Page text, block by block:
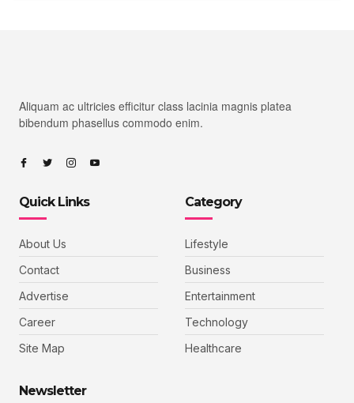
Aliquam ac ultricies efficitur class lacinia magnis platea
bibendum phasellus commodo enim.
Quick Links
About Us
Contact
Advertise
Career
Site Map
Category
Lifestyle
Business
Entertainment
Technology
Healthcare
Newsletter